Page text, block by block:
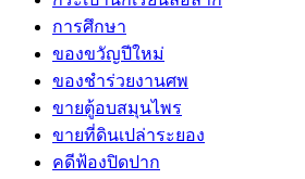
การศึกษา
ของขวัญปีใหม่
ของชำร่วยงานศพ
ขายตู้อบสมุนไพร
ขายที่ดินเปล่าระยอง
คดีฟ้องปิดปาก